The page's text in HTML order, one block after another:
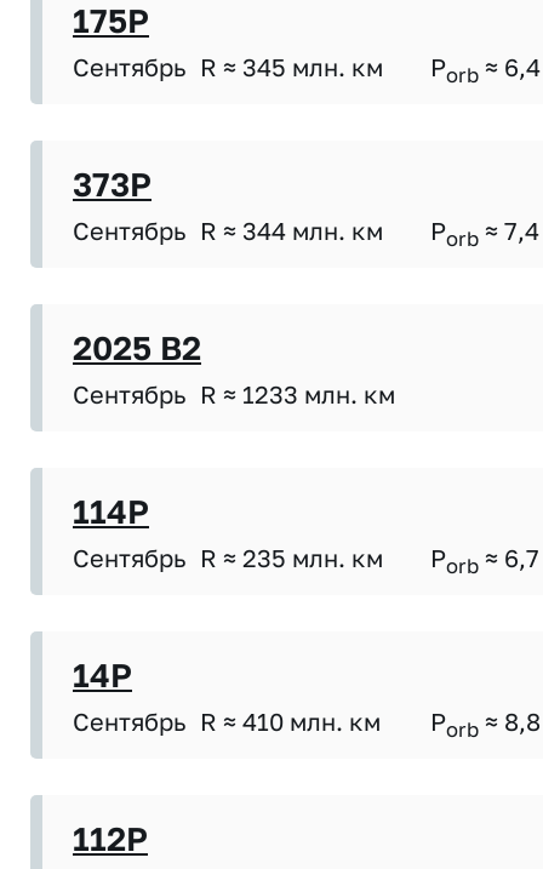
175P
Сентябрь R ≈ 345 млн. км Porb ≈ 6,4
373P
Сентябрь R ≈ 344 млн. км Porb ≈ 7,4
2025 B2
Сентябрь R ≈ 1233 млн. км
114P
Сентябрь R ≈ 235 млн. км Porb ≈ 6,7
14P
Сентябрь R ≈ 410 млн. км Porb ≈ 8,8
112P